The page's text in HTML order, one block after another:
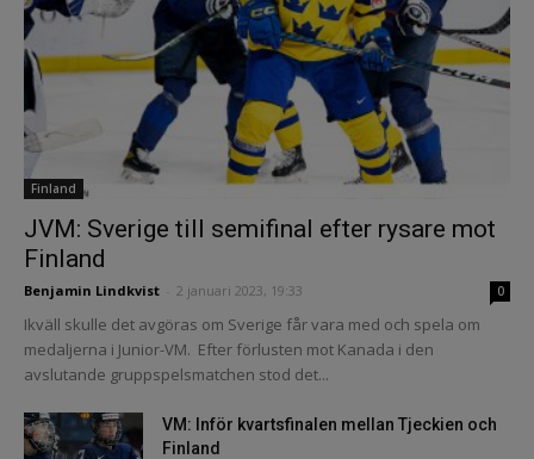
Finland
JVM: Sverige till semifinal efter rysare mot
Finland
Benjamin Lindkvist 2 januari 2023, 19:33 0
Ikväll skulle det avgöras om Sverige får vara med och spela om
medaljerna i Junior-VM. Efter förlusten mot Kanada i den
avslutande gruppspelsmatchen stod det...
VM: Inför kvartsfinalen mellan Tjeckien och
Finland